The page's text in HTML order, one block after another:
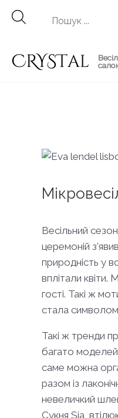
Перейти
Весільний
церемоній
природність у
вплітали
гості. Такі ж
стала символом
Такі ж тренди
багато
саме можна
разом із
невеличкий
Сукня Sia,